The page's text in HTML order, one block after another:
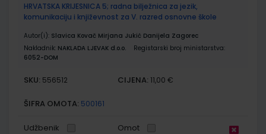
HRVATSKA KRIJESNICA 5; radna bilježnica za jezik,
komunikaciju i književnost za V. razred osnovne škole
Autor(i): Slavica Kovač Mirjana Jukić Danijela Zagorec
Nakladnik: NAKLADA LJEVAK d.o.o.
Registarski broj ministarstva:
6052-DOM
SKU: 556512 CIJENA: 11,00 €
ŠIFRA OMOTA: 500161
Udžbenik Omot